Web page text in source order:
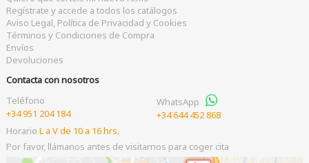
Regístrate y accede a todos los catálogos
Aviso Legal, Política de Privacidad y Cookies
Términos y Condiciones de Compra
Envíos
Devoluciones
Contacta con nosotros
Teléfono
+34 951 204 184
WhatsApp
+34 644 452 868
Horario L a V de 10 a 16 hrs.
Por favor, llámanos antes de visitarnos para coger cita